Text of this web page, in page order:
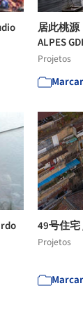
居此桃源
ALPES
Projetos
Marcar
49号住
Projetos
Marcar